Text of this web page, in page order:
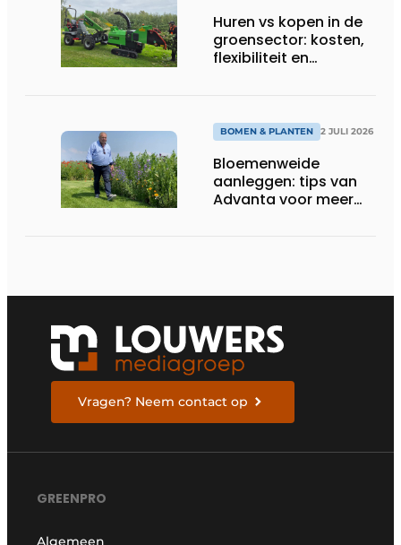
Huren vs kopen in de
groensector: kosten,
flexibiliteit en
BOMEN & PLANTEN 2 JULI 2026
Bloemenweide
aanleggen: tips van
Advanta voor meer
Vragen? Neem contact op
GREENPRO
Algemeen